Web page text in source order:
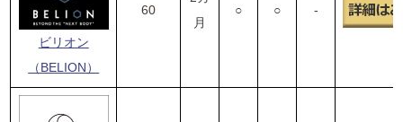
ビリオン
（BELION）
60
月
○ ○ -